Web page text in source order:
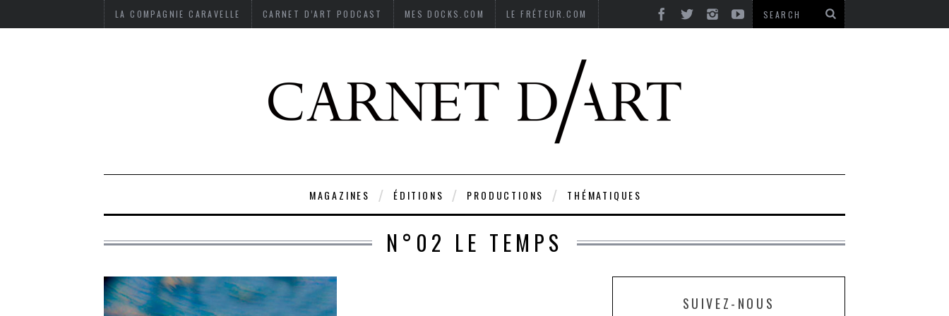
LA COMPAGNIE CARAVELLE CARNET D’ART PODCAST MES DOCKS.COM LE FRÉTEUR.COM
MAGAZINES ÉDITIONS PRODUCTIONS THÉMATIQUES
N°02 LE TEMPS
SUIVEZ-NOUS